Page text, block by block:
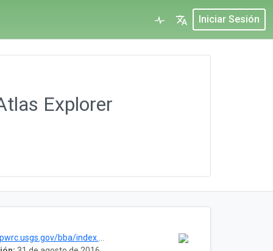
Iniciar Sesión
Explorer
bba/index.cfm?fa=bba.Bbahome